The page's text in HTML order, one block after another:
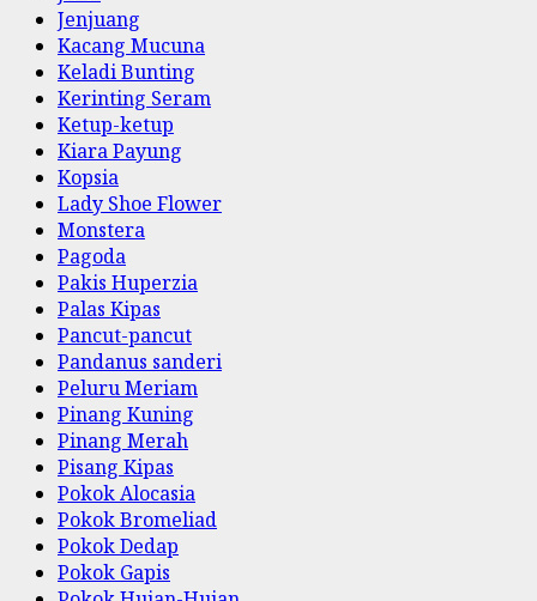
Jenjuang
Kacang Mucuna
Keladi Bunting
Kerinting Seram
Ketup-ketup
Kiara Payung
Kopsia
Lady Shoe Flower
Monstera
Pagoda
Pakis Huperzia
Palas Kipas
Pancut-pancut
Pandanus sanderi
Peluru Meriam
Pinang Kuning
Pinang Merah
Pisang Kipas
Pokok Alocasia
Pokok Bromeliad
Pokok Dedap
Pokok Gapis